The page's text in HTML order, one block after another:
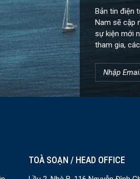
Bản tin điện
Nam sẽ cập
sự kiện mới
tham gia,
TOÀ SOẠN / HEAD OFFICE